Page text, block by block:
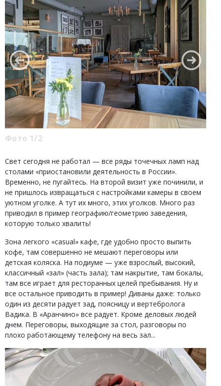
Фото 1/2
Свет сегодня не работал — все ряды точечных ламп над
столами «приостановили деятельность в России».
Временно, не пугайтесь. На второй визит уже починили, и
не пришлось извращаться с настройками камеры в своем
уютном уголке. А тут их много, этих уголков. Много раз
приводил в пример географию/геометрию заведения,
которую только хвалить!
Зона легкого «casual» кафе, где удобно просто выпить
кофе, там совершенно не мешают переговоры или
детская коляска. На подиуме — уже взрослый, высокий,
классичный «зал» (часть зала); там накрытие, там бокалы,
там все играет для ресторанных целей пребывания. Ну и
все остальное приводить в пример! Диваны даже: только
один из десяти радует зад, поясницу и вертебролога
Вадика. В «Аранчино» все радует. Кроме деловых людей
днем. Переговоры, выходящие за стол, разговоры по
плохо работающему телефону на весь зал...